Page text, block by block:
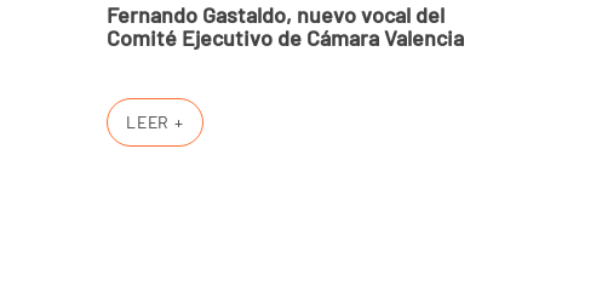
Fernando Gastaldo, nuevo vocal del
Comité Ejecutivo de Cámara Valencia
LEER +